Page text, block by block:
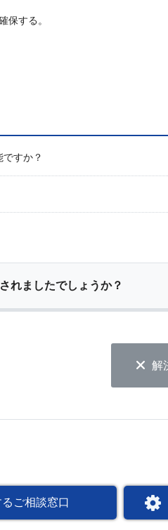
保する。
すか？
れましたでしょうか？
解
ご相談窓口